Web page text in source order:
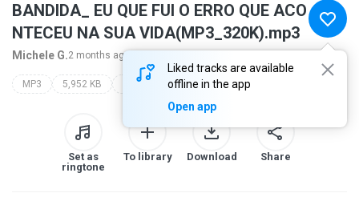
Liked tracks are available
offline in the app
Open app
BANDIDA_ EU QUE FUI O ERRO QUE ACO
NTECEU NA SUA VIDA(MP3_320K).mp3
Michele G.2 months ago
MP3 5,952 KB bandida eu que fui o erro que aconteceu na sua vida
Set as
ringtone
To library Download Share